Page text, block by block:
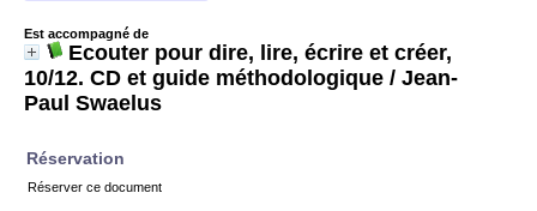
Est accompagné de
Ecouter pour dire, lire, écrire et créer,
10/12. CD et guide méthodologique / Jean-
Paul Swaelus
Réservation
Réserver ce document